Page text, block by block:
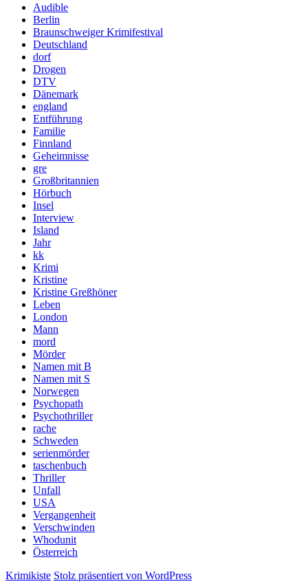
Audible
Berlin
Braunschweiger Krimifestival
Deutschland
dorf
Drogen
DTV
Dänemark
england
Entführung
Familie
Finnland
Geheimnisse
gre
Großbritannien
Hörbuch
Insel
Interview
Island
Jahr
kk
Krimi
Kristine
Kristine Greßhöner
Leben
London
Mann
mord
Mörder
Namen mit B
Namen mit S
Norwegen
Psychopath
Psychothriller
rache
Schweden
serienmörder
taschenbuch
Thriller
Unfall
USA
Vergangenheit
Verschwinden
Whodunit
Österreich
Krimikiste Stolz präsentiert von WordPress